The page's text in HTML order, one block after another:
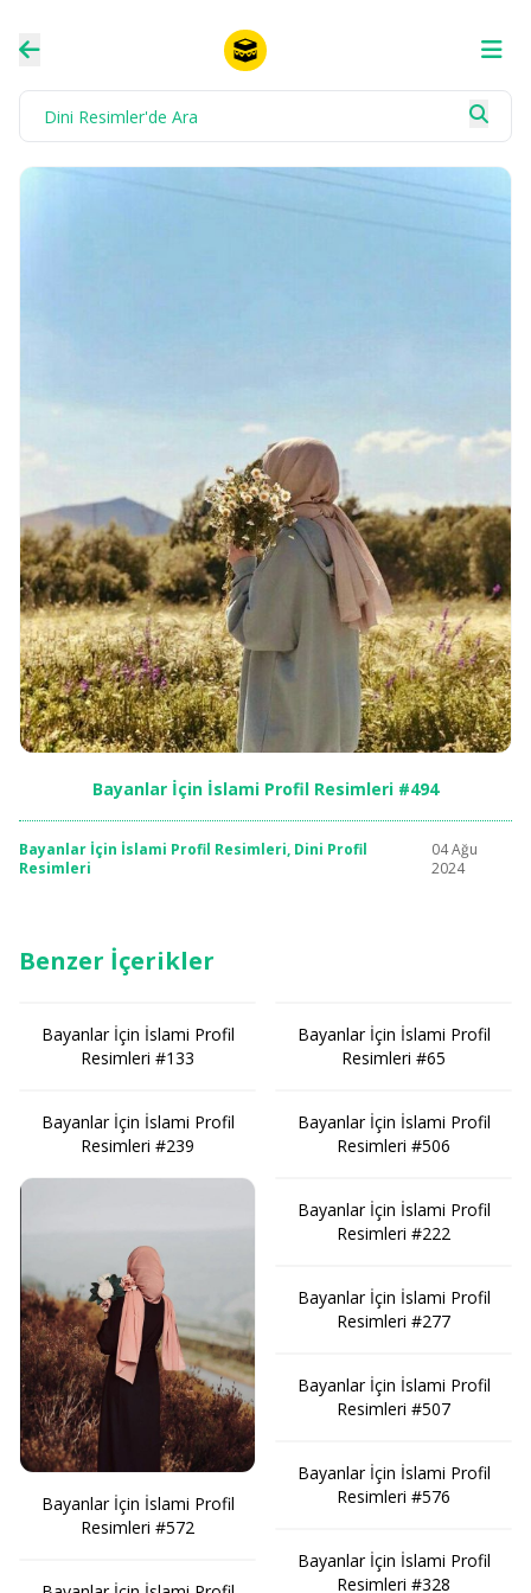
Bayanlar İçin İslami Profil Resimleri #494
Bayanlar İçin İslami Profil Resimleri, Dini Profil
Resimleri
04 Ağu
2024
Benzer İçerikler
Bayanlar İçin İslami Profil
Resimleri #133
Bayanlar İçin İslami Profil
Resimleri #239
Bayanlar İçin İslami Profil
Resimleri #572
Bayanlar İçin İslami Profil
Resimleri #65
Bayanlar İçin İslami Profil
Resimleri #506
Bayanlar İçin İslami Profil
Resimleri #222
Bayanlar İçin İslami Profil
Resimleri #277
Bayanlar İçin İslami Profil
Resimleri #507
Bayanlar İçin İslami Profil
Resimleri #576
Bayanlar İçin İslami Profil
Resimleri #328